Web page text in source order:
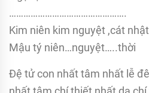
………………………………………….
Kim niên kim nguyệt ,cát
Mậu tý niên…nguyệt…..thời
Đệ tử con nhất tâm nhất lễ